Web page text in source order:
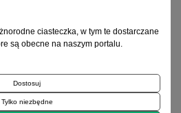
2
ciasteczka, w tym te dostarczane
są obecne na naszym portalu.
Dostosuj
Tylko niezbędne